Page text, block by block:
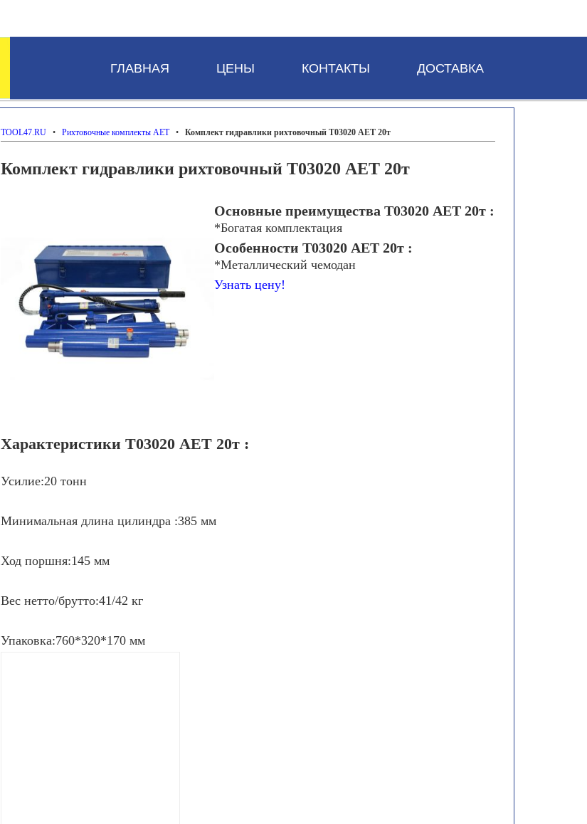
ГЛАВНАЯ ЦЕНЫ КОНТАКТЫ ДОСТАВКА
TOOL47.RU • Рихтовочные комплекты AET• Комплект гидравлики рихтовочный Т03020 AET 20т
Комплект гидравлики рихтовочный Т03020 AET 20т
Основные преимущества Т03020 AET 20т :
*Богатая комплектация
Особенности Т03020 AET 20т :
*Металлический чемодан
Узнать цену!
Характеристики Т03020 AET 20т :
Усилие:20 тонн
Минимальная длина цилиндра :385 мм
Ход поршня:145 мм
Вес нетто/брутто:41/42 кг
Упаковка:760*320*170 мм